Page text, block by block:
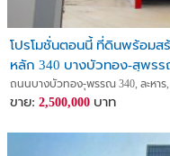
โปรโมชั่นตอนนี้ ที่ดินพร้อมส
หลัก 340 บางบัวทอง-สุพรร
ถนนบางบัวทอง-ุพรรณ 340, ละหา
ขาย: 2,500,000 บาท